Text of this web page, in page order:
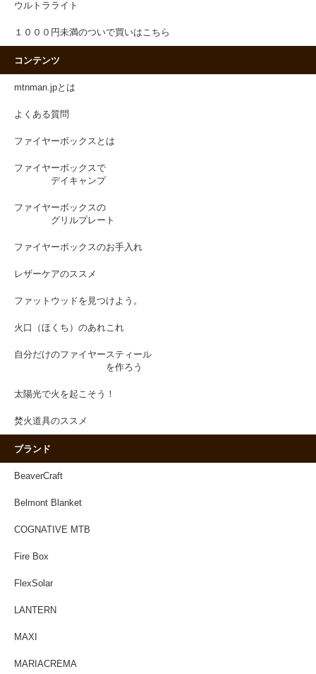
ウルトラライト
１０００円未満のついで買いはこちら
コンテンツ
mtnman.jpとは
よくある質問
ファイヤーボックスとは
ファイヤーボックスで
デイキャンプ
ファイヤーボックスの
グリルプレート
ファイヤーボックスのお手入れ
レザーケアのススメ
ファットウッドを見つけよう。
火口（ほくち）のあれこれ
自分だけのファイヤースティール
を作ろう
太陽光で火を起こそう！
焚火道具のススメ
ブランド
BeaverCraft
Belmont Blanket
COGNATIVE MTB
Fire Box
FlexSolar
LANTERN
MAXI
MARIACREMA